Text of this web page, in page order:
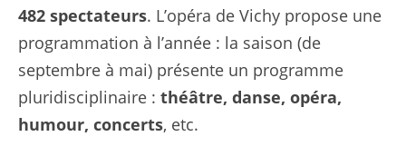
482 spectateurs. L’opéra de Vichy propose une
programmation à l’année : la saison (de
septembre à mai) présente un programme
pluridisciplinaire : théâtre, danse, opéra,
humour, concerts, etc.